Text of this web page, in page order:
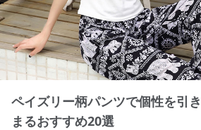
ペイズリー柄パンツで個性を引
まるおすすめ20選